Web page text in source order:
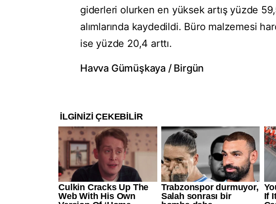
giderleri olurken en yüksek artış yüzde
alımlarında kaydedildi. Büro malzemesi
ise yüzde 20,4 arttı.
Havva Gümüşkaya / Birgün